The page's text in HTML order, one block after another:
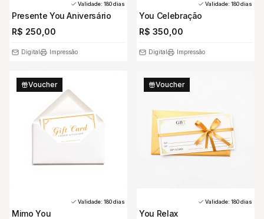
Validade: 180dias
Presente You Aniversário
R$ 250,00
Digital Impressão
Validade: 180dias
You Celebração
R$ 350,00
Digital Impressão
Voucher
Validade: 180dias
Mimo You
Voucher
Validade: 180dias
You Relax